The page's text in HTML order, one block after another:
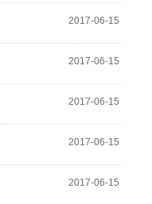
2017-06-15
2017-06-15
2017-06-15
2017-06-15
2017-06-15